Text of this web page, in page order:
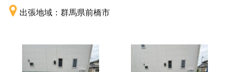
出張地域：群馬県前橋市